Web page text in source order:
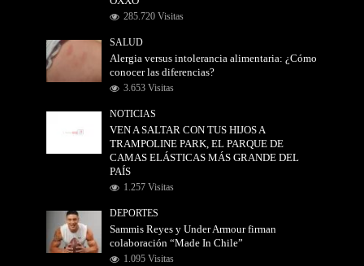
285.720 Visitas
SALUD
Alergia versus intolerancia alimentaria: ¿Cómo
conocer las diferencias?
3.653 Visitas
NOTICIAS
VEN A SALTAR CON TUS HIJOS A
TRAMPOLINE PARK, EL PARQUE DE
CAMAS ELÁSTICAS MÁS GRANDE DEL
PAÍS
1.257 Visitas
DEPORTES
Sammis Reyes y Under Armour firman
colaboración “Made In Chile”
1.095 Visitas